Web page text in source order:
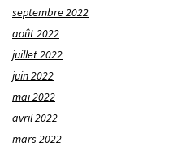
septembre 2022
août 2022
juillet 2022
juin 2022
mai 2022
avril 2022
mars 2022